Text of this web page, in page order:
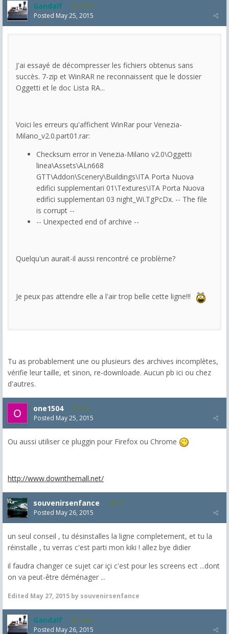
Gandalf 2,463
Posted May 25, 2015
J'ai essayé de décompresser les fichiers obtenus sans
succès. 7-zip et WinRAR ne reconnaissent que le dossier
Oggetti et le doc Lista RA...
Voici les erreurs qu'affichent WinRar pour Venezia-
Milano_v2.0.part01.rar:
Checksum error in Venezia-Milano v2.0\Oggetti
linea\Assets\ALn668
GTT\Addon\Scenery\Buildings\ITA Porta Nuova
edifici supplementari 01\Textures\ITA Porta Nuova
edifici supplementari 03 night_Wi.TgPcDx. -- The file
is corrupt --
-- Unexpected end of archive --
Quelqu'un aurait-il aussi rencontré ce problème?
Je peux pas attendre elle a l'air trop belle cette ligne!!!
Tu as probablement une ou plusieurs des archives incomplètes,
vérifie leur taille, et sinon, re-downloade. Aucun pb ici ou chez
d'autres.
one1504 236
Posted May 25, 2015
Ou aussi utiliser ce pluggin pour Firefox ou Chrome
http://www.downthemall.net/
souvenirsenfance 29
Posted May 26, 2015
un seul conseil , tu désinstalles la ligne completement, et tu la
réinstalle , tu verras c'est parti mon kiki ! allez bye didier
il faudra changer ce sujet car içi c'est pour les screens ect ...dont
on va peut-être déménager ...
Edited May 27, 2015 by souvenirsenfance
Gandalf 2,463
Posted May 26, 2015